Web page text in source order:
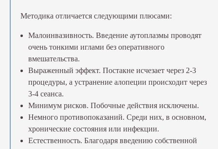
Методика отличается следующими плюсами:
Малоинвазивность. Введение аутоплазмы проводят
очень тонкими иглами без оперативного
вмешательства.
Выраженный эффект. Постакне исчезает через 2-3
процедуры, а устранение алопеции происходит через
3-4 сеанса.
Минимум рисков. Побочные действия исключены.
Немного противопоказаний. Среди них, в основном,
хронические состояния или инфекции.
Естественность. Благодаря введению собственной